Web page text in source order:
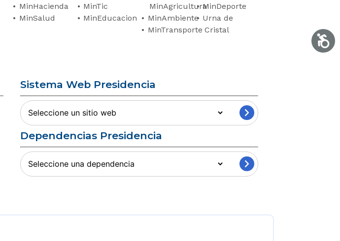
MinAgricultura
MinAmbiente
MinTransporte
MinDeporte
Urna de
Cristal
MinHacienda
MinSalud
MinTic
MinEducacion
Sistema Web Presidencia
Sitios
Web
Presidencia
Dependencias Presidencia
Información
Institucional